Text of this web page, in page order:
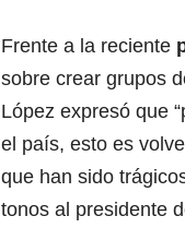
Frente a la reciente
sobre crear grupos
López expresó que
el país, esto es
que han sido
tonos al presidente